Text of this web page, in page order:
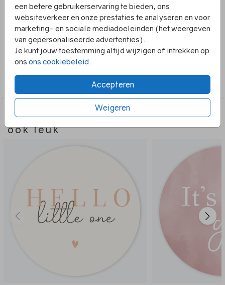
een betere gebruikerservaring te bieden, ons
websiteverkeer en onze prestaties te analyseren en voor
marketing- en sociale mediadoeleinden (het weergeven
van gepersonaliseerde advertenties).
Je kunt jouw toestemming altijd wijzigen of intrekken op
ons ons cookiebeleid.
Accepteren
Weigeren
Omschrijving
Een ronde sluitzegel met roze en lila kleuren en een
maantje. Om het maantje zitten witte sterren en een
vallend sterretje.
Deze ontwerpen vind je misschien
ook leuk